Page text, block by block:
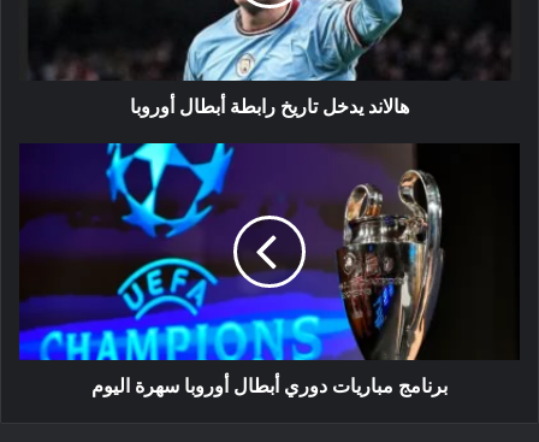
هالاند يدخل تاريخ رابطة أبطال أوروبا
برنامج مباريات دوري أبطال أوروبا سهرة اليوم